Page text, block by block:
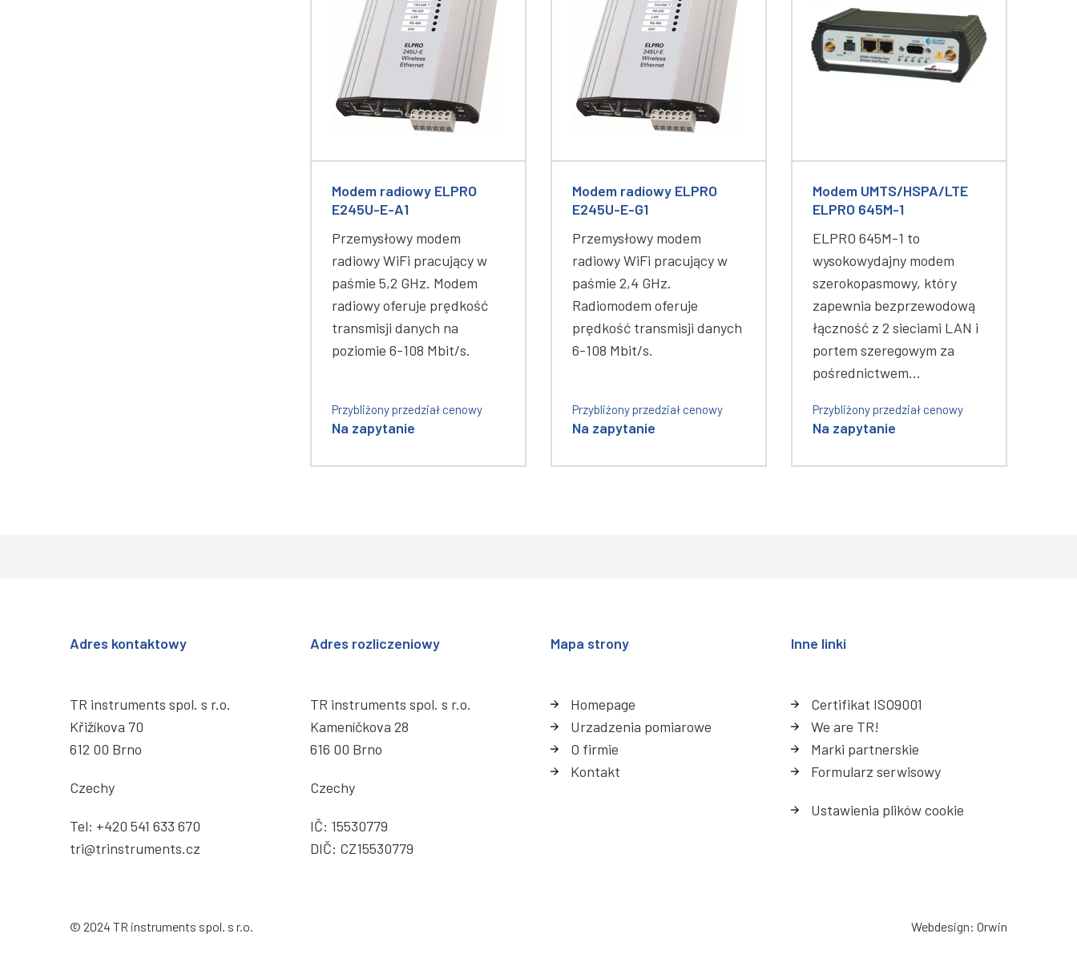
Modem radiowy ELPRO
E245U-E-A1
Przemysłowy modem
radiowy WiFi pracujący w
paśmie 5,2 GHz. Modem
radiowy oferuje prędkość
transmisji danych na
poziomie 6-108 Mbit/s.
Przybliżony przedział cenowy
Na zapytanie
Modem radiowy ELPRO
E245U-E-G1
Przemysłowy modem
radiowy WiFi pracujący w
paśmie 2,4 GHz.
Radiomodem oferuje
prędkość transmisji danych
6-108 Mbit/s.
Przybliżony przedział cenowy
Na zapytanie
Modem UMTS/HSPA/LTE
ELPRO 645M-1
ELPRO 645M-1 to
wysokowydajny modem
szerokopasmowy, który
zapewnia bezprzewodową
łączność z 2 sieciami LAN i
portem szeregowym za
pośrednictwem…
Przybliżony przedział cenowy
Na zapytanie
Adres kontaktowy
TR instruments spol. s r.o.
Křižíkova 70
612 00 Brno
Czechy
Tel: +420 541 633 670
tri@trinstruments.cz
Adres rozliczeniowy
TR instruments spol. s r.o.
Kameníčkova 28
616 00 Brno
Czechy
IČ: 15530779
DIČ: CZ15530779
Mapa strony
Homepage
Urzadzenia pomiarowe
O firmie
Kontakt
Inne linki
Certifikat ISO9001
We are TR!
Marki partnerskie
Formularz serwisowy
Ustawienia plików cookie
© 2024 TR instruments spol. s r.o. Webdesign: Orwin